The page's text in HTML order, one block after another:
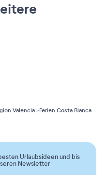
Valencia Ferien Costa Blanca
Urlaubsideen und bis
Newsletter